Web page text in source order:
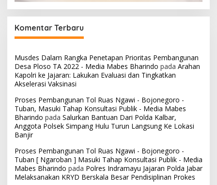
Komentar Terbaru
Musdes Dalam Rangka Penetapan Prioritas Pembangunan
Desa Ploso TA 2022 - Media Mabes Bharindo pada Arahan
Kapolri ke Jajaran: Lakukan Evaluasi dan Tingkatkan
Akselerasi Vaksinasi
Proses Pembangunan Tol Ruas Ngawi - Bojonegoro -
Tuban, Masuki Tahap Konsultasi Publik - Media Mabes
Bharindo pada Salurkan Bantuan Dari Polda Kalbar,
Anggota Polsek Simpang Hulu Turun Langsung Ke Lokasi
Banjir
Proses Pembangunan Tol Ruas Ngawi - Bojonegoro -
Tuban [ Ngaroban ] Masuki Tahap Konsultasi Publik - Media
Mabes Bharindo pada Polres Indramayu Jajaran Polda Jabar
Melaksanakan KRYD Berskala Besar Pendisiplinan Prokes